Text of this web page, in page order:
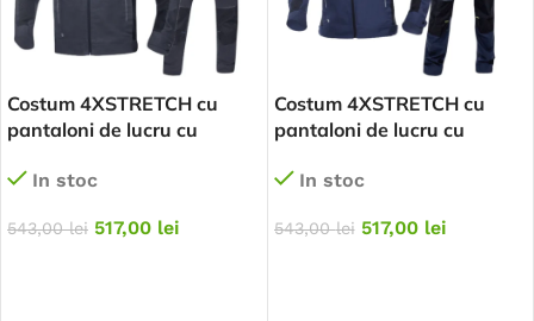
Costum 4XSTRETCH cu
pantaloni de lucru cu
In stoc
543,00lei 517,00 lei
Costum 4XSTRETCH cu
pantaloni de lucru cu
In stoc
543,00lei 517,00 lei